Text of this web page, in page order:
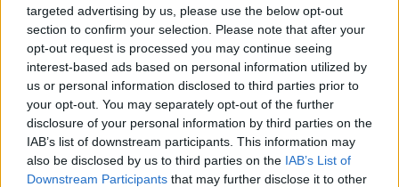
targeted advertising by us, please use the below opt-out
section to confirm your selection. Please note that after your
opt-out request is processed you may continue seeing
interest-based ads based on personal information utilized by
us or personal information disclosed to third parties prior to
your opt-out. You may separately opt-out of the further
disclosure of your personal information by third parties on the
IAB’s list of downstream participants. This information may
also be disclosed by us to third parties on the IAB’s List of
Downstream Participants that may further disclose it to other
Opter pour des plaques plus
résistantes
Lors du remplacement, certaines plaques en verre mat,
conçues pour limiter les rayures et les traces de doigts,
offrent une meilleure tolérance au quotidien. Quoi qu’il